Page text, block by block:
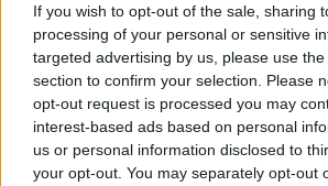
If you wish to opt-out of the sale, sharing
processing of your personal or sensitive
targeted advertising by us, please use
section to confirm your selection. Please
opt-out request is processed you may
interest-based ads based on personal
us or personal information disclosed to
your opt-out. You may separately opt-out
- Det är glädjande att Renault
sedan valde att detaljstudera
försöka komma till rätta med
Bilprovningens vd Magnus
15 utan anmärkningar